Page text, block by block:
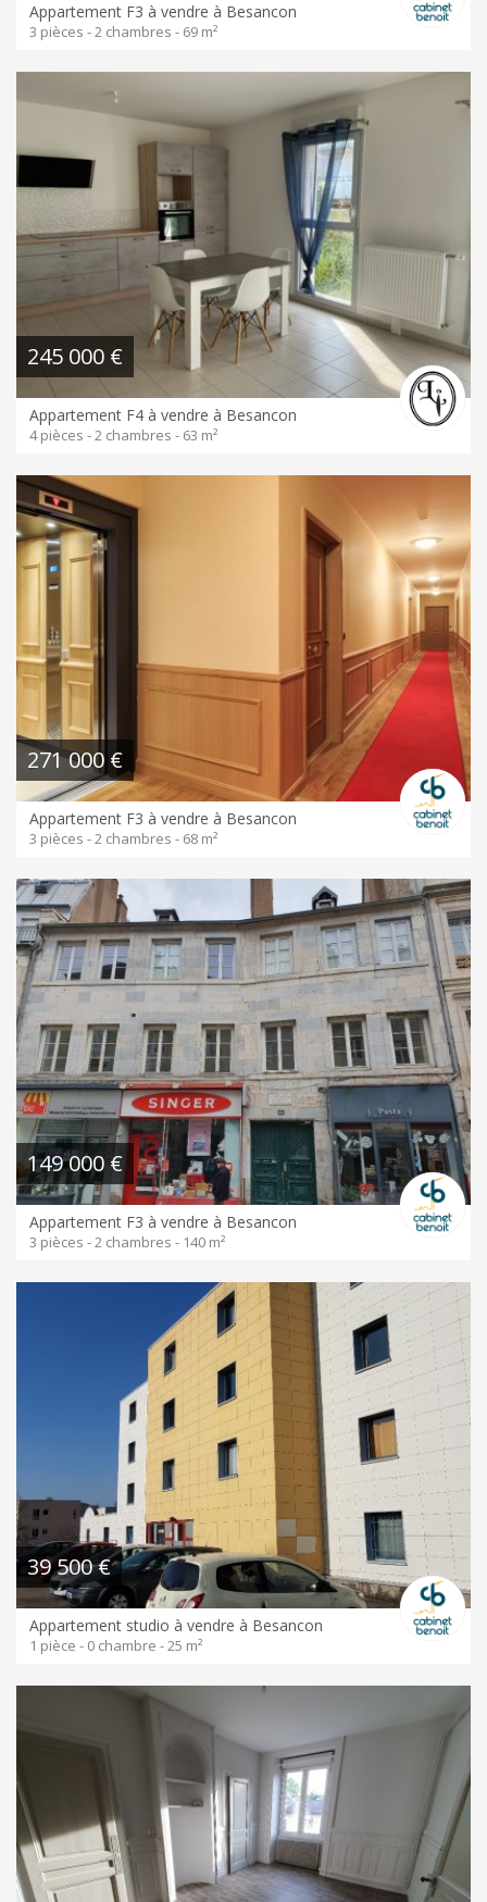
Appartement F3 à vendre à Besancon
3 pièces - 2 chambres - 69 m²
245 000 €
Appartement F4 à vendre à Besancon
4 pièces - 2 chambres - 63 m²
271 000 €
Appartement F3 à vendre à Besancon
3 pièces - 2 chambres - 68 m²
149 000 €
Appartement F3 à vendre à Besancon
3 pièces - 2 chambres - 140 m²
39 500 €
Appartement studio à vendre à Besancon
1 pièce - 0 chambre - 25 m²